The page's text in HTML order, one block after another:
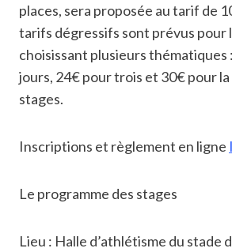
places, sera proposée au tarif de
tarifs dégressifs sont prévus pour
choisissant plusieurs thématiques
jours, 24€ pour trois et 30€ pour
stages.
Inscriptions et règlement en ligne
Le programme des stages
Lieu : Halle d’athlétisme du stade